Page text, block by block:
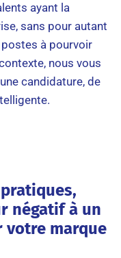
ayant la
sans pour autant
à pourvoir
nous vous
candidature, de
négatif à un
votre marque